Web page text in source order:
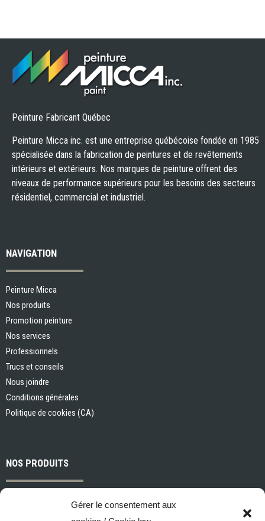
Gérer le consentement aux
Peinture Fabricant Québec
Peinture Micca inc. est une entreprise québécoise fondée en 1985
spécialisée dans la fabrication de peintures et de revêtements
intérieurs et extérieurs. Nos marques de peinture offrent des
niveaux de performance supérieurs pour les besoins des secteurs
résidentiel, commercial et industriel.
NAVIGATION
Peinture Micca
Nos produits
Promotion peinture
Nos services
Professionnels
Trucs et conseils
Nous joindre
Conditions générales
Politique de cookies (CA)
NOS PRODUITS
Peintures et apprêts d’intérieur